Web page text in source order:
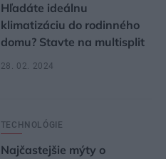
Hľadáte ideálnu
klimatizáciu do rodinného
domu? Stavte na multisplit
28. 02. 2024
TECHNOLÓGIE
Najčastejšie mýty o